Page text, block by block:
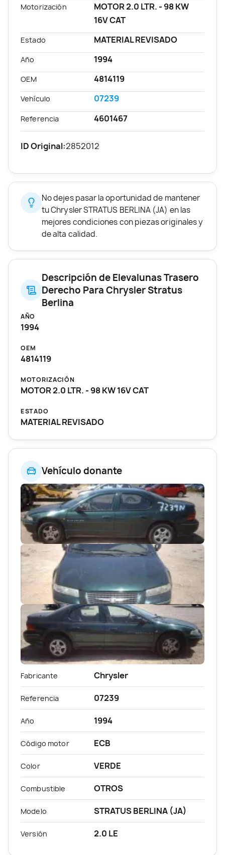
Vehículo donante
Fabricante Chrysler
Referencia 07239
Año 1994
Código motor ECB
Color VERDE
Combustible OTROS
Modelo STRATUS BERLINA (JA)
Versión 2.0 LE
Motorización
MOTOR 2.0 LTR. - 98 KW
16V CAT
Estado MATERIAL REVISADO
Año 1994
OEM 4814119
Vehículo 07239
Referencia 4601467
ID Original:2852012
No dejes pasar la oportunidad de mantener
tu Chrysler STRATUS BERLINA (JA) en las
mejores condiciones con piezas originales y
de alta calidad.
Descripción de Elevalunas Trasero
Derecho Para Chrysler Stratus
Berlina
AÑO
1994
OEM
4814119
MOTORIZACIÓN
MOTOR 2.0 LTR. - 98 KW 16V CAT
ESTADO
MATERIAL REVISADO